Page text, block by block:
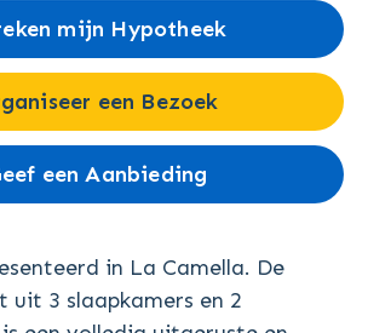
mijn Hypotheek
een Bezoek
een Aanbieding
in La Camella. De
uit 3 slaapkamers en 2